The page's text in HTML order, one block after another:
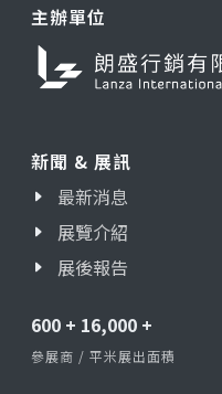
主辦單位
新聞 & 展訊
最新消息
展覽介紹
展後報告
600 + 16,000 +
參展商 / 平米展出面積